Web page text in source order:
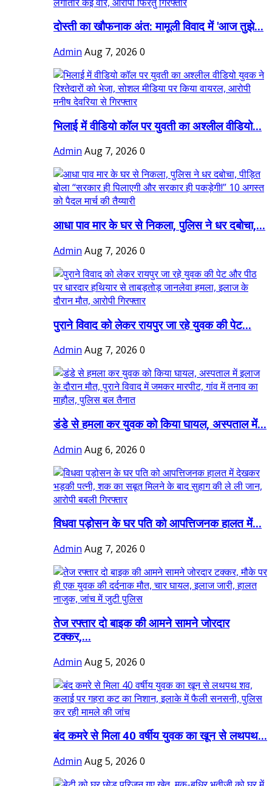
दोस्ती का खौफनाक अंत: मामूली विवाद में 'आज तुझे...
Admin Aug 7, 2026 0
भिलाई में वीडियो कॉल पर युवती का अश्लील वीडियो...
Admin Aug 7, 2026 0
आधा पाव मार के घर से निकला, पुलिस ने धर दबोचा,...
Admin Aug 7, 2026 0
पुराने विवाद को लेकर रायपुर जा रहे युवक की पेट...
Admin Aug 7, 2026 0
डंडे से हमला कर युवक को किया घायल, अस्पताल में...
Admin Aug 6, 2026 0
विधवा पड़ोसन के घर पति को आपत्तिजनक हालत में...
Admin Aug 7, 2026 0
तेज रफ्तार दो बाइक की आमने सामने जोरदार
टक्कर,...
Admin Aug 5, 2026 0
बंद कमरे से मिला 40 वर्षीय युवक का खून से लथपथ...
Admin Aug 5, 2026 0